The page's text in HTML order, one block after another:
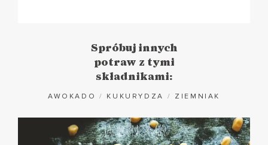
Spróbuj innych
potraw z tymi
składnikami:
AWOKADO / KUKURYDZA / ZIEMNIAK